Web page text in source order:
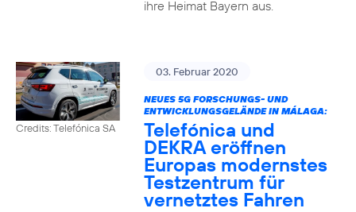
ihre Heimat Bayern aus.
Credits: Telefónica SA
03. Februar 2020
NEUES 5G FORSCHUNGS- UND
ENTWICKLUNGSGELÄNDE IN MÁLAGA:
Telefónica und
DEKRA eröffnen
Europas modernstes
Testzentrum für
vernetztes Fahren